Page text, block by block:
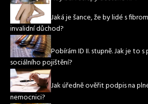
Jaká je šance, že by lidé s
invalidní důchod?
Pobírám ID II. stupně. Jak je to
sociálního pojištění?
Jak úředně ověřit podpis na
nemocnici?